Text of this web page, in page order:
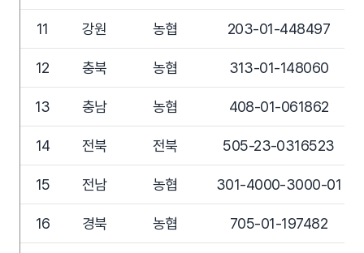
11 강원 농협 203-01-448497
12 충북 농협 313-01-148060
13 충남 농협 408-01-061862
14 전북 전북 505-23-0316523
15 전남 농협 301-4000-3000-01
16 경북 농협 705-01-197482